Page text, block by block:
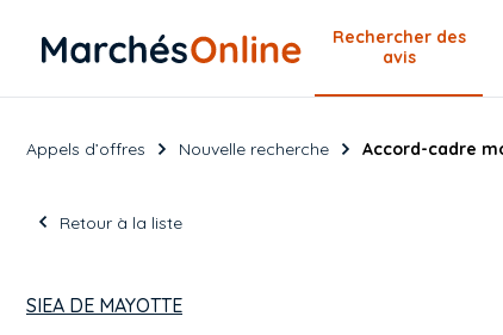
Rechercher des
avis
Appels d’offres Nouvelle recherche Accord-cadre
Retour à la liste
SIEA DE MAYOTTE